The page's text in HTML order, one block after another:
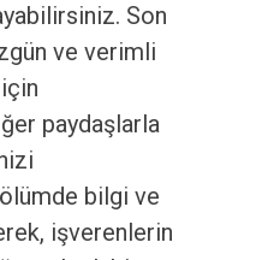
Son
ve verimli
paydaşlarla
bilgi ve
işverenlerin